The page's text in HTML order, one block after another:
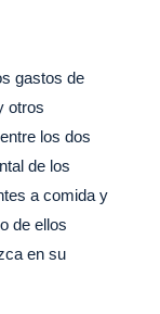
gastos de
otros
los dos
de los
a comida y
de ellos
en su